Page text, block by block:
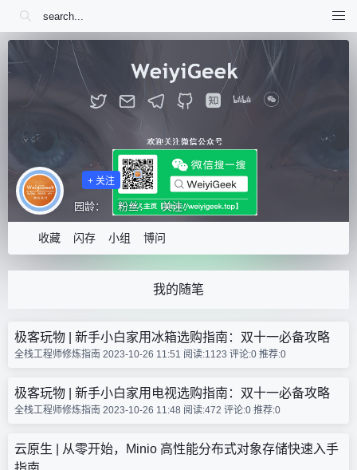
收藏 闪存 小组 博问
+ 关注
园龄： 粉丝： 关注：
我的随笔
极客玩物 | 新手小白家用冰箱选购指南：双十一必备攻略
全栈工程师修炼指南 2023-10-26 11:51 阅读:1123 评论:0 推荐:0
极客玩物 | 新手小白家用电视选购指南：双十一必备攻略
全栈工程师修炼指南 2023-10-26 11:48 阅读:472 评论:0 推荐:0
云原生 | 从零开始，Minio 高性能分布式对象存储快速入手